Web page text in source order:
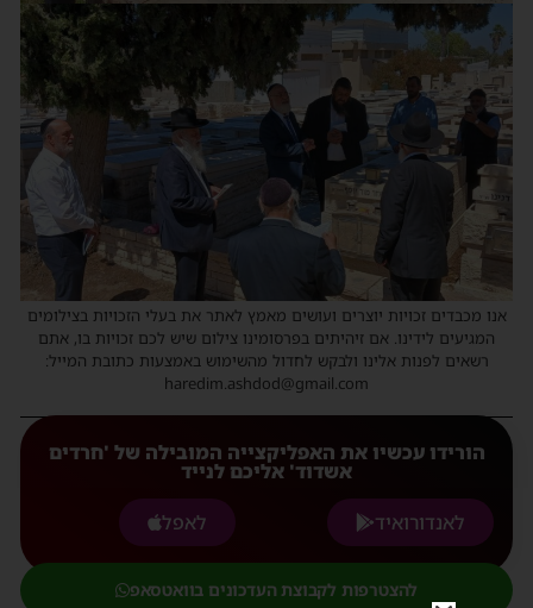
אנו מכבדים זכויות יוצרים ועושים מאמץ לאתר את בעלי הזכויות בצילומים
המגיעים לידינו. אם זיהיתים בפרסומינו צילום שיש לכם זכויות בו, אתם
רשאים לפנות אלינו ולבקש לחדול מהשימוש באמצעות כתובת המייל:
haredim.ashdod@gmail.com
הורידו עכשיו את האפליקצייה המובילה של 'חרדים
אשדוד' אליכם לנייד
לאנדורואיד
לאפל
להצטרפות לקבוצת העדכונים בוואטסאפ